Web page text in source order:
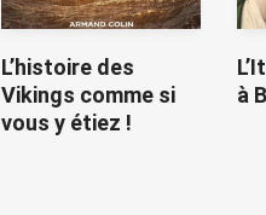
L’histoire des
Vikings comme si
vous y étiez !
à